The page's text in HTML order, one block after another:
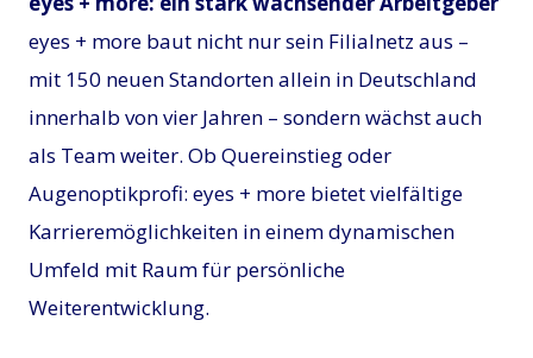
eyes + more baut nicht nur sein Filialnetz aus –
mit 150 neuen Standorten allein in Deutschland
innerhalb von vier Jahren – sondern wächst auch
als Team weiter. Ob Quereinstieg oder
Augenoptikprofi: eyes + more bietet vielfältige
Karrieremöglichkeiten in einem dynamischen
Umfeld mit Raum für persönliche
Weiterentwicklung.